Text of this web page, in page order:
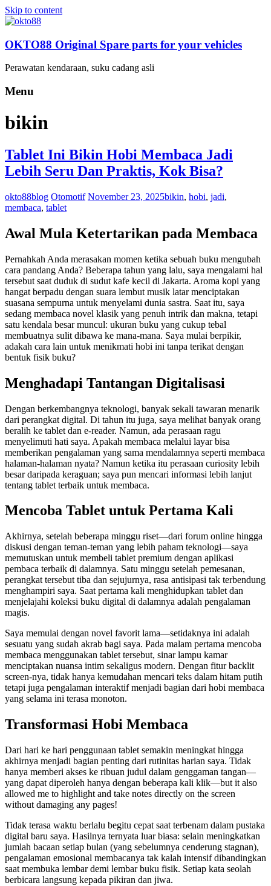
Skip to content
OKTO88 Original Spare parts for your vehicles
Perawatan kendaraan, suku cadang asli
Menu
bikin
Tablet Ini Bikin Hobi Membaca Jadi
Lebih Seru Dan Praktis, Kok Bisa?
okto88blog Otomotif November 23, 2025bikin, hobi, jadi,
membaca, tablet
Awal Mula Ketertarikan pada Membaca
Pernahkah Anda merasakan momen ketika sebuah buku mengubah
cara pandang Anda? Beberapa tahun yang lalu, saya mengalami hal
tersebut saat duduk di sudut kafe kecil di Jakarta. Aroma kopi yang
hangat berpadu dengan suara lembut musik latar menciptakan
suasana sempurna untuk menyelami dunia sastra. Saat itu, saya
sedang membaca novel klasik yang penuh intrik dan makna, tetapi
satu kendala besar muncul: ukuran buku yang cukup tebal
membuatnya sulit dibawa ke mana-mana. Saya mulai berpikir,
adakah cara lain untuk menikmati hobi ini tanpa terikat dengan
bentuk fisik buku?
Menghadapi Tantangan Digitalisasi
Dengan berkembangnya teknologi, banyak sekali tawaran menarik
dari perangkat digital. Di tahun itu juga, saya melihat banyak orang
beralih ke tablet dan e-reader. Namun, ada perasaan ragu
menyelimuti hati saya. Apakah membaca melalui layar bisa
memberikan pengalaman yang sama mendalamnya seperti membaca
halaman-halaman nyata? Namun ketika itu perasaan curiosity lebih
besar daripada keraguan; saya pun mencari informasi lebih lanjut
tentang tablet terbaik untuk membaca.
Mencoba Tablet untuk Pertama Kali
Akhirnya, setelah beberapa minggu riset—dari forum online hingga
diskusi dengan teman-teman yang lebih paham teknologi—saya
memutuskan untuk membeli tablet premium dengan aplikasi
pembaca terbaik di dalamnya. Satu minggu setelah pemesanan,
perangkat tersebut tiba dan sejujurnya, rasa antisipasi tak terbendung
menghampiri saya. Saat pertama kali menghidupkan tablet dan
menjelajahi koleksi buku digital di dalamnya adalah pengalaman
magis.
Saya memulai dengan novel favorit lama—setidaknya ini adalah
sesuatu yang sudah akrab bagi saya. Pada malam pertama mencoba
membaca menggunakan tablet tersebut, sinar lampu kamar
menciptakan nuansa intim sekaligus modern. Dengan fitur backlit
screen-nya, tidak hanya kemudahan mencari teks dalam hitam putih
tetapi juga pengalaman interaktif menjadi bagian dari hobi membaca
yang selama ini terasa monoton.
Transformasi Hobi Membaca
Dari hari ke hari penggunaan tablet semakin meningkat hingga
akhirnya menjadi bagian penting dari rutinitas harian saya. Tidak
hanya memberi akses ke ribuan judul dalam genggaman tangan—
yang dapat diperoleh hanya dengan beberapa kali klik—but it also
allowed me to highlight and take notes directly on the screen
without damaging any pages!
Tidak terasa waktu berlalu begitu cepat saat terbenam dalam pustaka
digital baru saya. Hasilnya ternyata luar biasa: selain meningkatkan
jumlah bacaan setiap bulan (yang sebelumnya cenderung stagnan),
pengalaman emosional membacanya tak kalah intensif dibandingkan
saat membuka lembar demi lembar buku fisik. Setiap kata seolah
berbicara langsung kepada pikiran dan jiwa.